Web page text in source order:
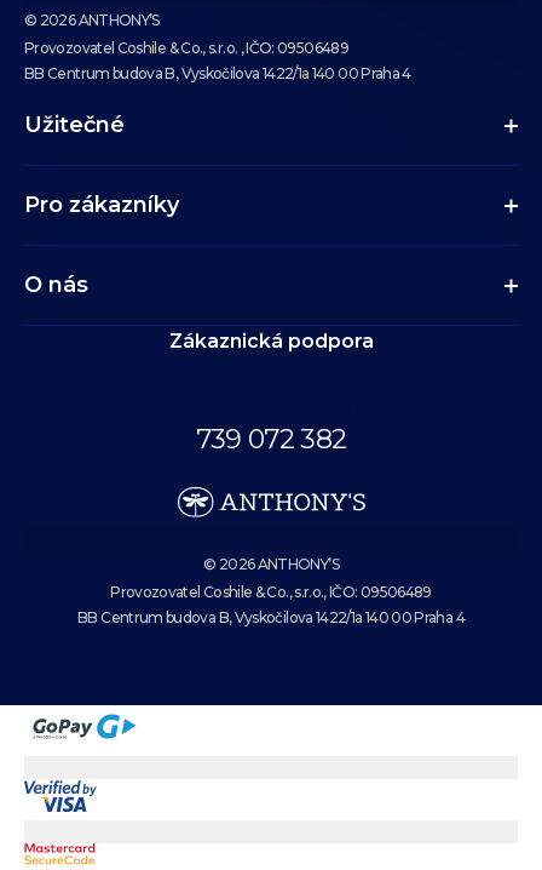
© 2026 ANTHONY’S
Provozovatel Coshile & Co., s.r.o. , IČO: 09506489
BB Centrum budova B, Vyskočilova 1422/1a 140 00 Praha 4
Užitečné
Pro zákazníky
O nás
Zákaznická podpora
739 072 382
© 2026 ANTHONY’S
Provozovatel Coshile & Co., s.r.o., IČO: 09506489
BB Centrum budova B, Vyskočilova 1422/1a 140 00 Praha 4